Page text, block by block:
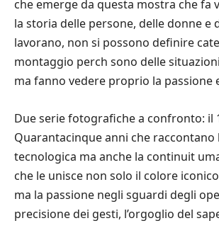
che emerge da questa mostra che fa
la storia delle persone, delle donne e
lavorano, non si possono definire
montaggio perch sono delle
ma fanno vedere proprio la passione
Due serie fotografiche a confronto: il
Quarantacinque anni che raccontano
tecnologica ma anche la continuit
che le unisce non solo il colore
ma la passione negli sguardi degli
precisione dei gesti, l’orgoglio del